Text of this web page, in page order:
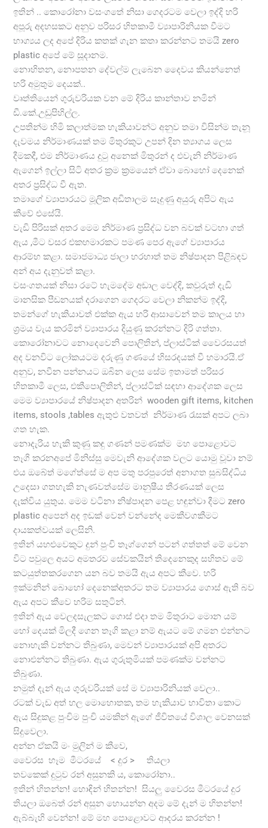
ඉතින් .. කොරෝනා වසංගතේ නිසා ගෙදරටම වෙලා ඉද්දි හරි
අපූරු අදහසකට අනුව පරිසර හිතකාමී ව්‍යාපාරිනියක වීමට
භාග්‍යය ලද අපේ දිරිය කතක් ගැන කතා කරන්නට තමයි zero
plastic අපේ මේ සූදානම.
නොහිතන, නොපතන දේවල්ම ලැබෙන දෛවය කියන්නෙත්
හරි අමුතුම දෙයක්..
වෘත්තියෙන් ගුරුවරියක වන මේ දිරිය කාන්තාව නමින්
ඩී.කේ.උඩුපිහිල්ල.
උපතින්ම හිමි කලාත්මක හැකියාවන්ට අනුව තමා විසින්ම තැනූ
දැවමය නිර්මාණයක් තම මිතුරකුට උපන් දින ත්‍යාගය ලෙස
දීමකදී, එම නිර්මාණය දුටු අනෙක් මිතුරන් ද එවැනි නිර්මාණ
ඇගෙන් ඉල්ලා සිටි අතර ක්‍රම ක්‍රමයෙන් ඒවා බොහෝ දෙනෙක්
අතර ප්‍රසිද්ධ වී ඇත.
තමාගේ ව්‍යාපාරයට මූලික අඩිතාලම සෑදුණු අයුරු අපිට ඇය
කීවේ එසේයි.
වැඩි පිරිසක් අතර මෙම නිර්මාණ ප්‍රසිද්ධ වන බවක් වටහා ගත්
ඇය ,මීට වසර එකහමාරකට පමණ පෙර ඇගේ ව්‍යාපාරය
ආරම්භ කළා. සමාජමාධ්‍ය ජාලා හරහාත් තම නිෂ්පාදන පිළිබඳව
අන් අය දැනුවත් කළා.
වසංගතයක් නිසා රටේ හැමදේම අඩාල වෙද්දි, කවුරුත් දැඩි
මානසික පීඩනයක් දරාගෙන ගෙදරට වෙලා නිකන්ම ඉද්දි,
තමන්ගේ හැකියාවත් එක්ක ඇය හරි ආසාවෙන් තම කාලය හා
ශ්‍රමය වැය කරමින් ව්‍යාපාරය දියුණු කරන්නට දිරි ගත්තා.
කොරෝනාවට නොදෙවෙනි පොලිතින්, ප්ලාස්ටික් වෛරසයත්
අද වනවිට ලෝකයටම දරුණු ගණයේ හිසරදයක් වී හමාරයි.ඒ
අනුව, නවීන පන්නයට ඔබින ලෙස සේම ඉතාමත් පරිසර
හිතකාමී ලෙස, එකීපොලිතින්, ප්ලාස්ටික් සඳහා ආදේශක ලෙස
මෙම ව්‍යාපාරයේ නිෂ්පාදන අතරින් wooden gift items, kitchen
items, stools ,tables ඇතුළු වතවත් නිර්මාණ රැසක් අපට ලබා
ගත හැක.
නොදැරිය හැකි කුණු කඳු ගණන් පමණක්ම මහ පොළොවට
තෑගි කරනඅපේ මිනිස්සු මෙවැනි ආදේශක වලට යොමු වූවා නම්
එය ඔබේත් මගේත්සේ ම අප මතු පරපුරෙත් අනාගත සුබසිද්ධිය
උදෙසා ගතහැකි නැණවත්සේම මානුෂීය තීරණයක් ලෙස
දැක්විය යුතුය. මෙම වටිනා නිෂ්පාදන පෙළ හඳුන්වා දීමට zero
plastic අපෙන් අද ඉඩක් වෙන් වන්නේද මෙකීවගකීමට
දායකත්වයක් ලෙසිනි.
ඉතින් යහළුවෙකුට දුන් පුංචි තෑග්ගෙන් පටන් ගත්තත් මේ වෙන
විට පවුලෙ අයට අමතරව සේවකයින් තිදෙනෙකුද සහිතව මේ
කටයුත්තකරගෙන යන බව තමයි ඇය අපට කීවෙ. හරි
ඉක්මනින් බොහෝ දෙනෙක්අතරට තම ව්‍යාපාරය ගොස් ඇති බව
ඇය අපට කීවෙ හරිම සතුටින්.
ඉතින් ඇය වෙලදසැලකට ගොස් එදා තම මිතුරාට මොන යම්
හෝ දෙයක් මිලදී ගෙන තෑගි කළා නම් ඇයට මේ ගමන එන්නට
නොහැකි වන්නට තිබුණා,මෙවන් ව්‍යාපාරයක් අපි අතරට
නොඑන්නට තිබුණා. ඇය ගුරුතුමියක් පමණක්ම වන්නට
තිබුණා.
නමුත් දැන් ඇය ගුරුවරියක් සේ ම ව්‍යාපාරිනියක් වෙලා..
රටක් වැඩ අත් හල මොහොතක, තම හැකියාව භාවිතා කොට
ඇය සිදුකළ පුංචිම පුංචි යමකින් ඇගේ ජීවිතයේ විශාල වෙනසක්
සිදුවෙලා.
අන්න ඒකයි මං මුලින් ම කීවෙ,
වෛරස හෑම මීටරයේ < දුර > තියලා
තවකෙක් දුටුව රන් අසුනකි ය,කොරෝනා..
ඉතින් හිතන්න! හොඳින් හිතන්න! සියලු වෛරස මීටරයේ දුර
තියලා ඔබෙත් රන් අසුන හොයන්න අදම මේ දැන් ම හිතන්න!
ඇබ්බැහි වෙන්න! මේ මහ පොළොවට ආදරය කරන්න !